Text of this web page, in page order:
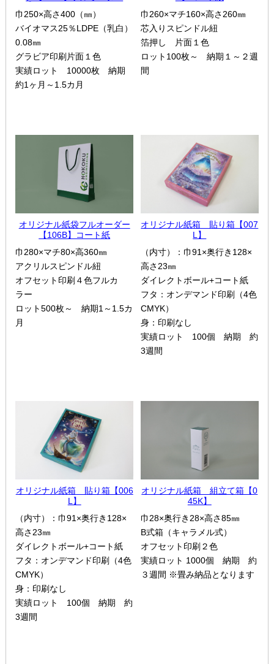
巾250×高さ400（㎜）
バイオマス25％LDPE（乳白）
0.08㎜
グラビア印刷片面１色
実績ロット 10000枚 納期
約1ヶ月～1.5カ月
巾260×マチ160×高さ260㎜
芯入りスピンドル紐
箔押し 片面１色
ロット100枚～ 納期１～２週
間
オリジナル紙袋フルオーダー
【106B】コート紙
巾280×マチ80×高360㎜
アクリルスピンドル紐
オフセット印刷４色フルカ
ラー
ロット500枚～ 納期1～1.5カ
月
オリジナル紙箱 貼り箱【007
L】
（内寸）：巾91×奥行き128×
高さ23㎜
ダイレクトボール+コート紙
フタ：オンデマンド印刷（4色
CMYK）
身：印刷なし
実績ロット 100個 納期 約
3週間
オリジナル紙箱 貼り箱【006
L】
（内寸）：巾91×奥行き128×
高さ23㎜
ダイレクトボール+コート紙
フタ：オンデマンド印刷（4色
CMYK）
身：印刷なし
実績ロット 100個 納期 約
3週間
オリジナル紙箱 組立て箱【0
45K】
巾28×奥行き28×高さ85㎜
B式箱（キャラメル式）
オフセット印刷２色
実績ロット 1000個 納期 約
３週間 ※畳み納品となります